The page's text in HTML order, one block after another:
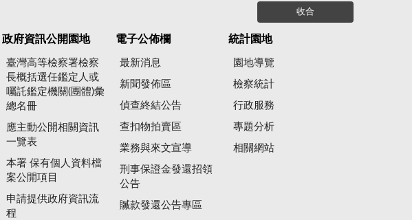
收合
政府資訊公開園地
臺灣高等檢察署檢察
長概括選任鑑定人或
囑託鑑定機關(團體)彙
總名冊
應主動公開相關資訊
一覽表
本署 保有個人資料檔
案公開項目
申請提供政府資訊流
程
電子公佈欄
最新消息
新聞發佈區
偵查終結公告
查扣物拍賣區
業務與來文宣導
刑事保證金發還招領
公告
贓款發還公告專區
統計園地
園地導覽
檢察統計
行政服務
專題分析
相關網站